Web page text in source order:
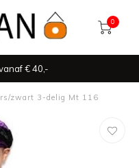
0
€ 40,-
zwart 3-delig Mt 116